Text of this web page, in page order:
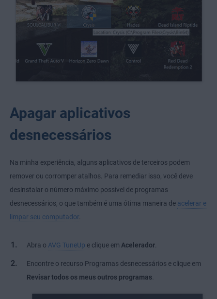
Apagar aplicativos
desnecessários
Na minha experiência, alguns aplicativos de terceiros podem
remover ou corromper atalhos. Para remediar isso, você deve
desinstalar o número máximo possível de programas
desnecessários, o que também é uma ótima maneira de acelerar e
limpar seu computador
Abra o AVG TuneUp e clique em Acelerador
Encontre o recurso Programas desnecessários e clique em
Revisar todos os meus outros programas.